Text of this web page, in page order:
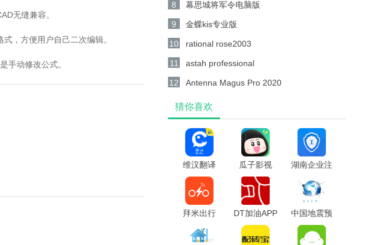
无缝兼容。
，方便用户自己二次编辑。
手动修改公式。
8 幕思城将军令电脑版
9 金蝶kis专业版
10 rational rose2003
11 astah professional
12 Antenna Magus Pro 2020
猜你喜欢
维汉翻译
app
瓜子影视
app官方版
湖南企业注
最新版
拜米出行
DT加油APP
中国地震预
警app官方
版